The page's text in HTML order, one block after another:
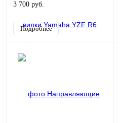
3 700 руб.
Подробнее